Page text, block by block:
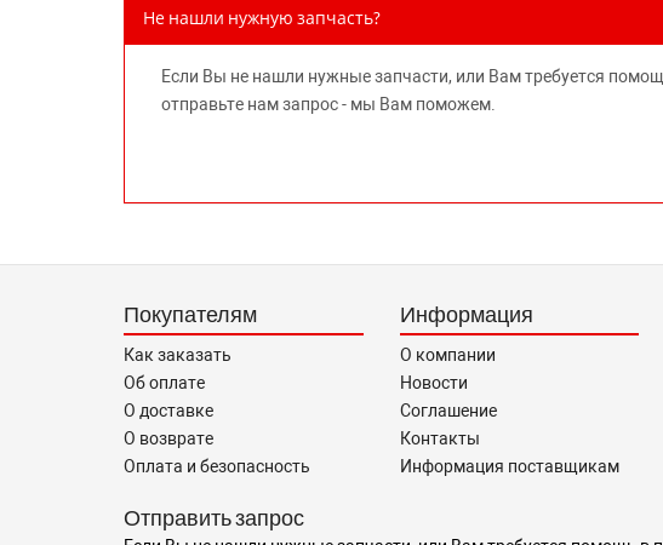
Не нашли нужную запчасть?
Если Вы не нашли нужные запчасти, или Вам требуется
отправьте нам запрос - мы Вам поможем.
Покупателям
Как заказать
Об оплате
О доставке
О возврате
Оплата и безопасность
Информация
О компании
Новости
Соглашение
Контакты
Информация поставщикам
Отправить запрос